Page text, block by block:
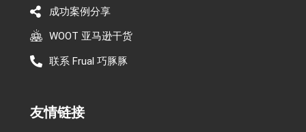
成功案例分享
WOOT 亚马逊干货
联系 Frual 巧豚豚
友情链接